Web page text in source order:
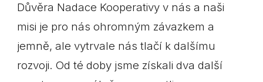
Důvěra Nadace Kooperativy v nás a naši
misi je pro nás ohromným závazkem a
jemně, ale vytrvale nás tlačí k dalšímu
rozvoji. Od té doby jsme získali dva další